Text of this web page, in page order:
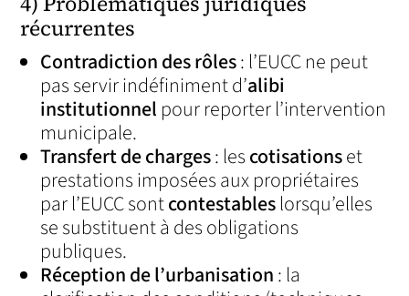
récurrentes
Contradiction des rôles: l’EUCC ne peut
pas servir indéfiniment d’alibi
institutionnel pour reporter l’intervention
municipale.
Transfert de charges: lescotisationset
prestations imposées aux propriétaires
par l’EUCC sontcontestableslorsqu’elles
se substituent à des obligations
publiques.
Réception de l’urbanisation: la